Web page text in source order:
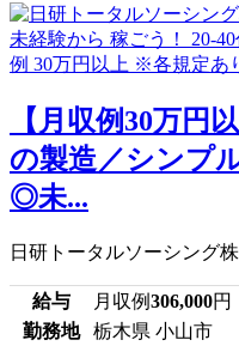
【月収例30万円
の製造／シンプ
◎未...
日研トータルソーシング
給与 月収例306,000円
勤務地
栃木県 小山市